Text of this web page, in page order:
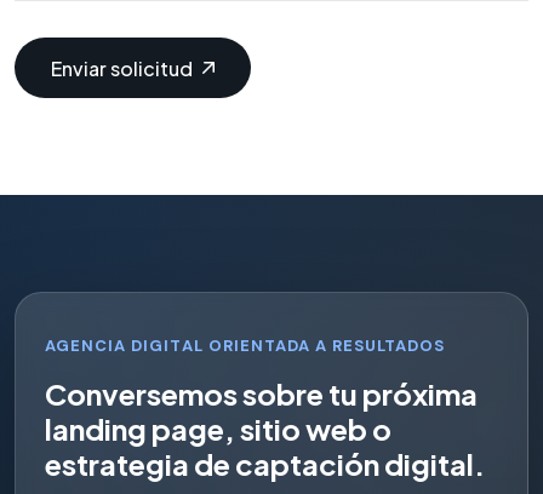
Enviar solicitud
AGENCIA DIGITAL ORIENTADA A RESULTADOS
Conversemossobre tu próxima
landing page, sitioweb o
estrategia de captacióndigital.